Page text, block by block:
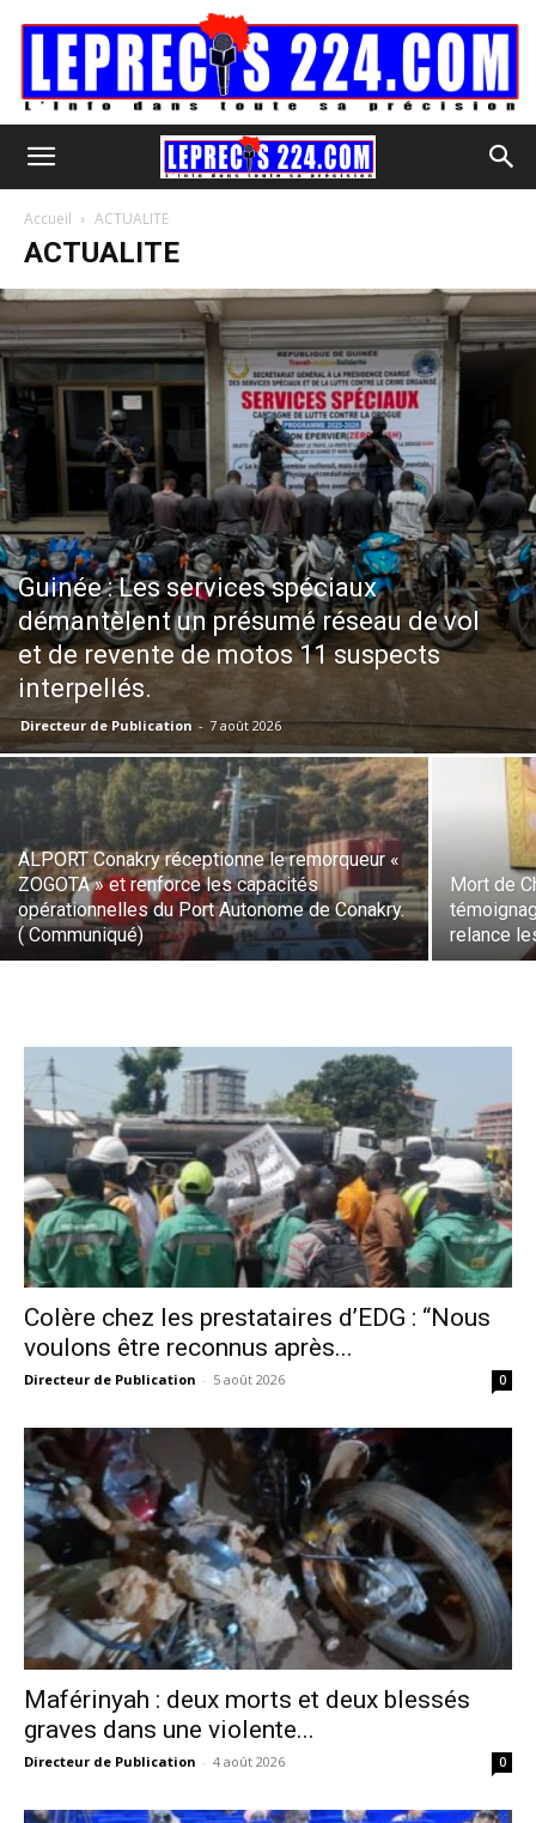
Accueil ACTUALITE
ACTUALITE
Guinée : Les services spéciaux
démantèlent un présumé réseau de vol
et de revente de motos 11 suspects
interpellés.
Directeur de Publication - 7 août 2026
ALPORT Conakry réceptionne le remorqueur «
ZOGOTA » et renforce les capacités
opérationnelles du Port Autonome de Conakry.
( Communiqué)
Mort de
relance
Colère chez les prestataires d’EDG : “Nous
voulons être reconnus après...
Directeur de Publication - 5 août 2026 0
Maférinyah : deux morts et deux blessés
graves dans une violente...
Directeur de Publication - 4 août 2026 0